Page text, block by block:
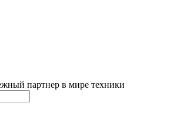
партнер в мире техники